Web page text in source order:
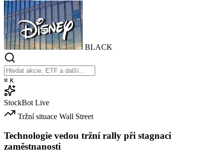
BLACK
⌘ K
StockBot Live
Tržní situace Wall Street
Technologie vedou tržní rally při stagnaci
zaměstnanosti